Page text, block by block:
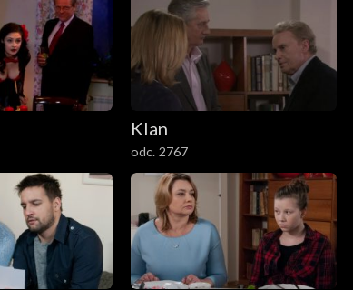
Klan
odc. 2767